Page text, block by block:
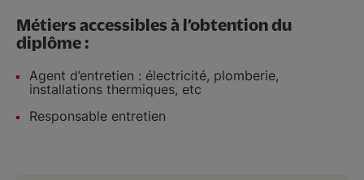
Métiers accessibles à l’obtention du
diplôme :
Agent d’entretien : électricité, plomberie,
installations thermiques, etc
Responsable entretien